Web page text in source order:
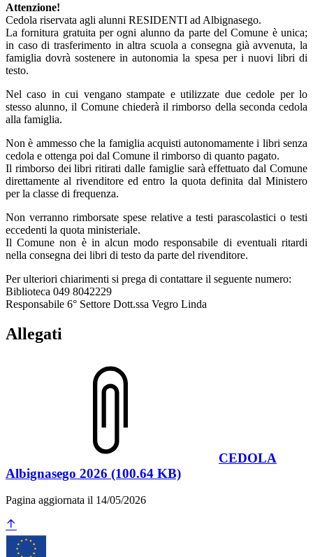
Attenzione!
Cedola riservata agli alunni RESIDENTI ad Albignasego.
La fornitura gratuita per ogni alunno da parte del Comune è unica;
in caso di trasferimento in altra scuola a consegna già avvenuta, la
famiglia dovrà sostenere in autonomia la spesa per i nuovi libri di
testo.
Nel caso in cui vengano stampate e utilizzate due cedole per lo
stesso alunno, il Comune chiederà il rimborso della seconda cedola
alla famiglia.
Non è ammesso che la famiglia acquisti autonomamente i libri senza
cedola e ottenga poi dal Comune il rimborso di quanto pagato.
Il rimborso dei libri ritirati dalle famiglie sarà effettuato dal Comune
direttamente al rivenditore ed entro la quota definita dal Ministero
per la classe di frequenza.
Non verranno rimborsate spese relative a testi parascolastici o testi
eccedenti la quota ministeriale.
Il Comune non è in alcun modo responsabile di eventuali ritardi
nella consegna dei libri di testo da parte del rivenditore.
Per ulteriori chiarimenti si prega di contattare il seguente numero:
Biblioteca 049 8042229
Responsabile 6° Settore Dott.ssa Vegro Linda
Allegati
CEDOLA
Albignasego 2026 (100.64 KB)
Pagina aggiornata il 14/05/2026